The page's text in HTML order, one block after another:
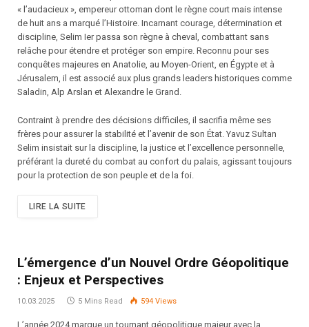
« l’audacieux », empereur ottoman dont le règne court mais intense
de huit ans a marqué l’Histoire. Incarnant courage, détermination et
discipline, Selim Ier passa son règne à cheval, combattant sans
relâche pour étendre et protéger son empire. Reconnu pour ses
conquêtes majeures en Anatolie, au Moyen-Orient, en Égypte et à
Jérusalem, il est associé aux plus grands leaders historiques comme
Saladin, Alp Arslan et Alexandre le Grand.
Contraint à prendre des décisions difficiles, il sacrifia même ses
frères pour assurer la stabilité et l’avenir de son État. Yavuz Sultan
Selim insistait sur la discipline, la justice et l’excellence personnelle,
préférant la dureté du combat au confort du palais, agissant toujours
pour la protection de son peuple et de la foi.
LIRE LA SUITE
L’émergence d’un Nouvel Ordre Géopolitique
: Enjeux et Perspectives
10.03.2025 5 Mins Read 594 Views
L’année 2024 marque un tournant géopolitique majeur avec la